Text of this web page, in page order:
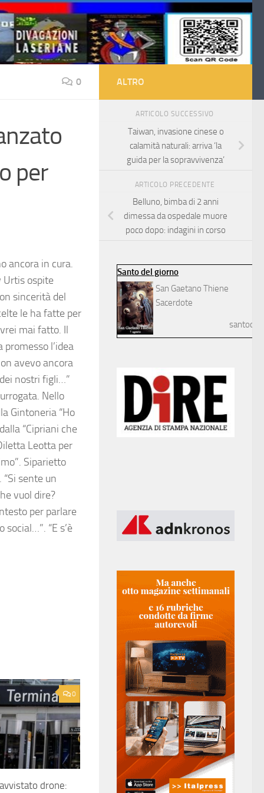
0
per
ancora in cura.
Urtis ospite
sincerità del
le ha fatte per
mai fatto. Il
l’idea
avevo ancora
nostri figli…”
Nello
Gintoneria “Ho
“Cipriani che
Leotta per
Siparietto
sente un
vuol dire?
per parlare
“E s’è
0
drone:
ALTRO
ARTICOLO SUCCESSIVO
Taiwan, invasione cinese o
calamità naturali: arriva ‘la
guida per la sopravvivenza’
ARTICOLO PRECEDENTE
Belluno, bimba di 2 anni
dimessa da ospedale muore
poco dopo: indagini in corso
Santo del giorno
San Gaetano Thiene
Sacerdote